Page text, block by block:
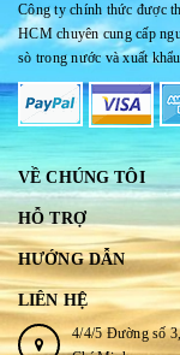
Công ty chính thức được
HCM chuyên cung cấp
sò trong nước và xuất
VỀ CHÚNG TÔI
HỖ TRỢ
HƯỚNG DẪN
LIÊN HỆ
4/4/5 Đường số